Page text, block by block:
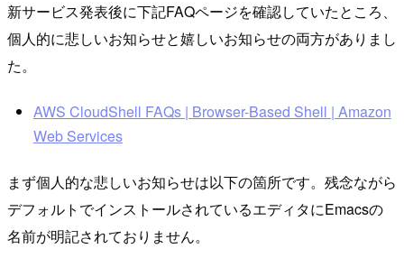
新サービス発表後に下記FAQページを確認していたところ、
個人的に悲しいお知らせと嬉しいお知らせの両方がありまし
た。
AWS CloudShell FAQs | Browser-Based Shell | Amazon
Web Services
まず個人的な悲しいお知らせは以下の箇所です。残念ながら
デフォルトでインストールされているエディタにEmacsの
名前が明記されておりません。